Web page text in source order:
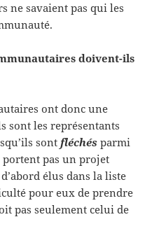
ne savaient pas qui les
doivent-ils
ont donc une
sont les représentants
sontfléchés parmi
portent pas un projet
élus dans la liste
pour eux de prendre
pas seulement celui de